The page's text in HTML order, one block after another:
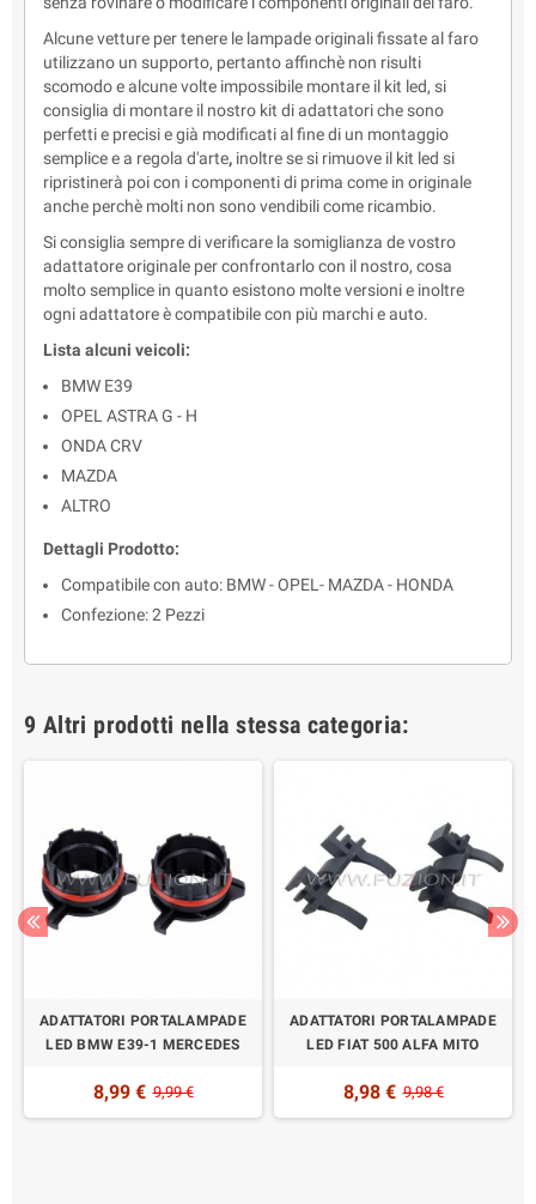
Alcune vetture per tenere le lampade originali fissate al faro
utilizzano un supporto, pertanto affinchè non risulti
scomodo e alcune volte impossibile montare il kit led, si
consiglia di montare il nostro kit di adattatori che sono
perfetti e precisi e già modificati al fine di un montaggio
semplice e a regola d'arte, inoltre se si rimuove il kit led si
ripristinerà poi con i componenti di prima come in originale
anche perchè molti non sono vendibili come ricambio.
Si consiglia sempre di verificare la somiglianza de vostro
adattatore originale per confrontarlo con il nostro, cosa
molto semplice in quanto esistono molte versioni e inoltre
ogni adattatore è compatibile con più marchi e auto.
Lista alcuni veicoli:
BMW E39
OPEL ASTRA G - H
ONDA CRV
MAZDA
ALTRO
Dettagli Prodotto:
Compatibile con auto: BMW - OPEL- MAZDA - HONDA
Confezione: 2 Pezzi
9 Altri prodotti nella stessa categoria:
ADATTATORI PORTALAMPADE
LED BMW E39-1 MERCEDES
8,99 € 9,99 €
ADATTATORI PORTALAMPADE
LED FIAT 500 ALFA MITO
8,98 € 9,98 €